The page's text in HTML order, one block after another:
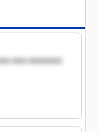
xxx xxxxxxx